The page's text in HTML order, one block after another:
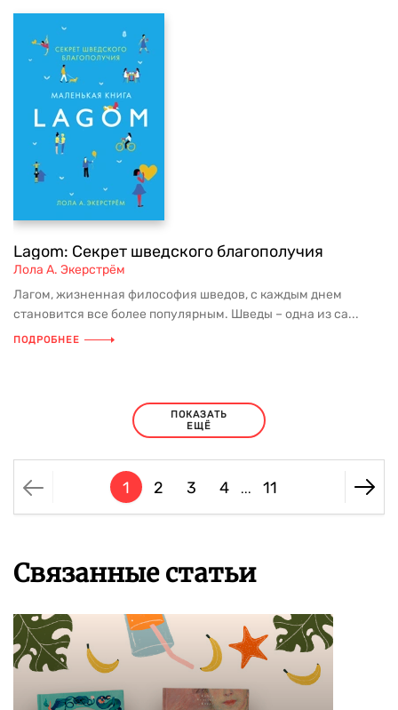
Lagom: Секрет шведского благополучия
Лола А. Экерстрём
Лагом, жизненная философия шведов, с каждым днем
становится все более популярным. Шведы – одна из са...
ПОДРОБНЕЕ
ПОКАЗАТЬ
ЕЩЁ
1 2 3 4 ... 11
Связанные статьи